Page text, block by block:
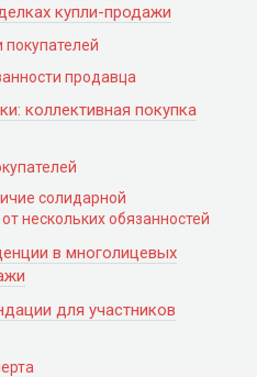
купли-продажи
покупателей
продавца
коллективная покупка
солидарной
нескольких обязанностей
в многолицевых
для участников